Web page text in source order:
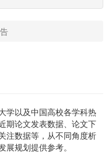
学以及中国高校各学科热
期论文发表数据、论文下
注数据等，从不同角度析
规划提供参考。